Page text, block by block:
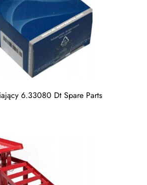
6.33080 Dt Spare Parts